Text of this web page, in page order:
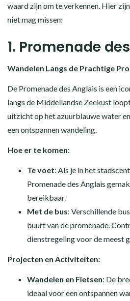
waard zijn om te verkennen. Hier
niet mag missen:
1. Promenade
Wandelen Langs de Prachtige
De Promenade des Anglais is een
langs de Middellandse Zeekust
uitzicht op het azuurblauwe water
een ontspannen wandeling.
Hoe er te komen:
Te voet: Als je in het
Promenade des Anglais
bereikbaar.
Met de bus: Verschillende
buurt van de promenade.
dienstregeling voor de meest
Projecten en Activiteiten:
Wandelen en Fietsen: De
ideaal voor een ontspannen